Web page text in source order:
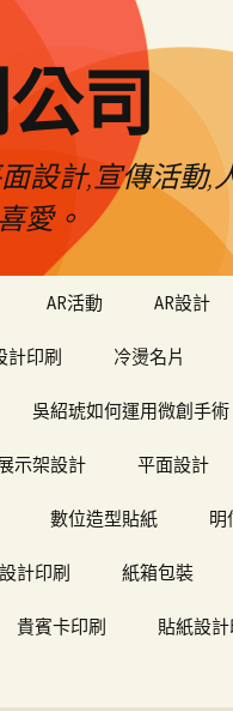
司
設計,宣傳活動,
愛。
AR活動 AR設計
計印刷 冷燙名片
吳紹琥如何運用微創手術
示架設計 平面設計
數位造型貼紙 明
計印刷 紙箱包裝
貴賓卡印刷 貼紙設